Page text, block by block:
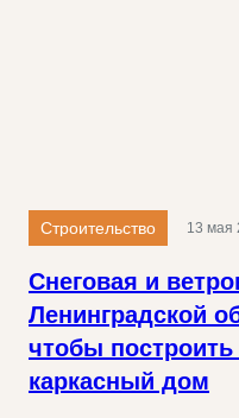
Строительство
Снеговая и
Ленинградской
чтобы
каркасный дом
13 мая